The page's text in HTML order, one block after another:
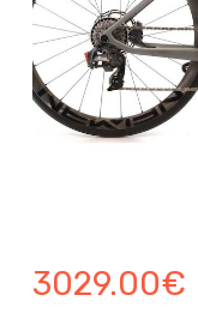
3029.00€